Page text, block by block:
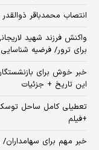
انتصاب محمدباقر
واکنش فرزند شهید
برای ترور/ فرضیه
خبر خوش برای
این تاریخ + جزئیات
تعطیلی کامل ساحل
+فیلم
خبر مهم برای